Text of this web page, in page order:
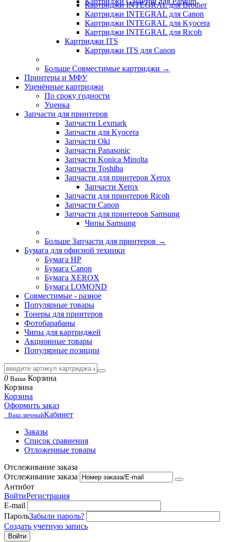
Картриджи INTEGRAL для Brother
Картриджи INTEGRAL для Canon
Картриджи INTEGRAL для Kyocera
Картриджи INTEGRAL для Ricoh
Картриджи ITS
Картриджи ITS для Canon
Больше Совместимые картриджи →
Принтеры и МФУ
Уценённые картриджи
По сроку годности
Уценка
Запчасти для принтеров
Запчасти Lexmark
Запчасти для Kyocera
Запчасти Oki
Запчасти Panasonic
Запчасти Koniсa Minolta
Запчасти Toshiba
Запчасти для принтеров Xerox
Запчасти Xerox
Запчасти для принтеров Ricoh
Запчасти Canon
Запчасти для принтеров Samsung
Чипы Samsung
Больше Запчасти для принтеров →
Бумага для офисной техники
Бумага HP
Бумага Canon
Бумага XEROX
Бумага LOMOND
Совместимые - разное
Популярные товары
Тонеры для принтеров
Фотобарабаны
Чипы для картриджей
Акционные товары
Популярные позиции
0 Ваша Корзина
Корзина
Корзина
Оформить заказ
Ваш личныйКабинет
Заказы
Список сравнения
Отложенные товары
Отслеживание заказа
Отслеживание заказа
Антибот
ВойтиРегистрация
E-mail
ПарольЗабыли пароль?
Создать учетную запись
Войти